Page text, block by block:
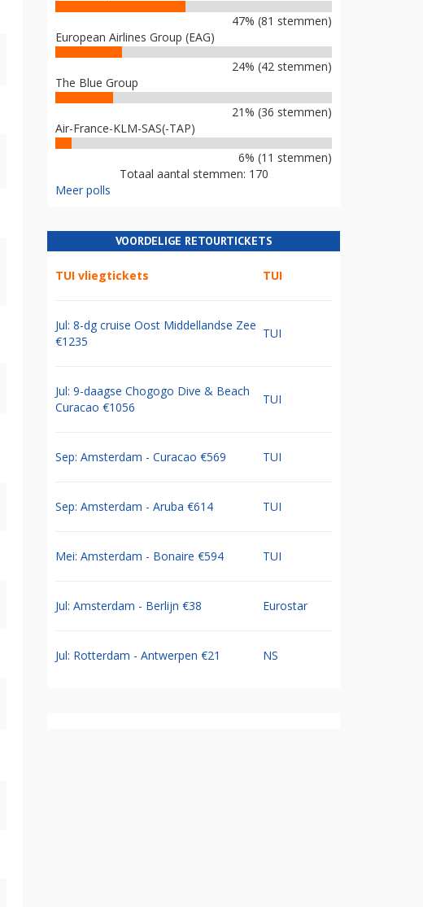
47% (81 stemmen)
European Airlines Group (EAG)
24% (42 stemmen)
The Blue Group
21% (36 stemmen)
Air-France-KLM-SAS(-TAP)
6% (11 stemmen)
Totaal aantal stemmen: 170
Meer polls
VOORDELIGE RETOURTICKETS
TUI vliegtickets TUI
Jul: 8-dg cruise Oost Middellandse Zee
€1235
TUI
Jul: 9-daagse Chogogo Dive & Beach
Curacao €1056
TUI
Sep: Amsterdam - Curacao €569 TUI
Sep: Amsterdam - Aruba €614 TUI
Mei: Amsterdam - Bonaire €594 TUI
Jul: Amsterdam - Berlijn €38 Eurostar
Jul: Rotterdam - Antwerpen €21 NS